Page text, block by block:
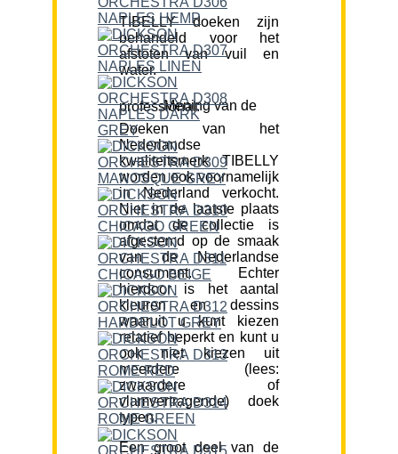
TIBELLY doeken zijn
behandeld voor het
afstoten van vuil en
water.
Mening van de professional:
Doeken van het
Nederlandse
kwaliteitsmerk TIBELLY
worden ook voornamelijk
in Nederland verkocht.
Niet in de laatste plaats
omdat de collectie is
afgestemd op de smaak
van de Nederlandse
consument. Echter
hierdoor is het aantal
kleuren en dessins
waaruit u kunt kiezen
relatief beperkt en kunt u
ook niet kiezen uit
meerdere (lees:
zwaardere of
vlamvertragende) doek
typen.
Een groot deel van de